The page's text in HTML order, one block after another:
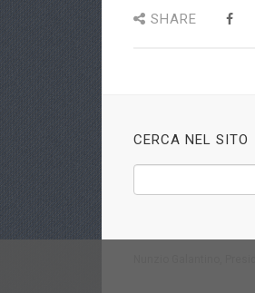
SHARE
CERCA NEL SITO